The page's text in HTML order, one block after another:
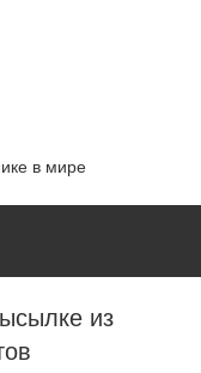
в мире
из